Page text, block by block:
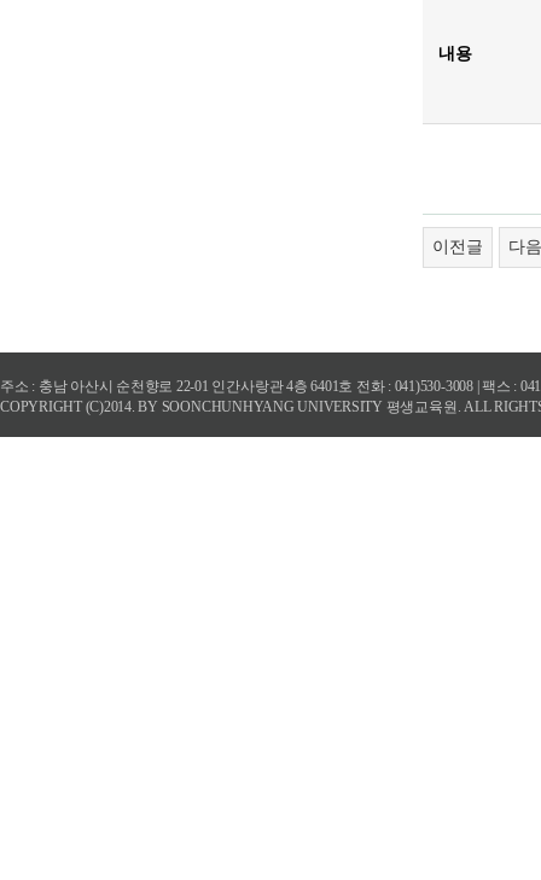
내용
이전글 다
주소 : 충남 아산시 순천향로 22-01 인간사랑관 4층 6401호 전화 : 041)530-3008 | 팩스 :
COPYRIGHT (C)2014. BY SOONCHUNHYANG UNIVERSITY 평생교육원. ALL